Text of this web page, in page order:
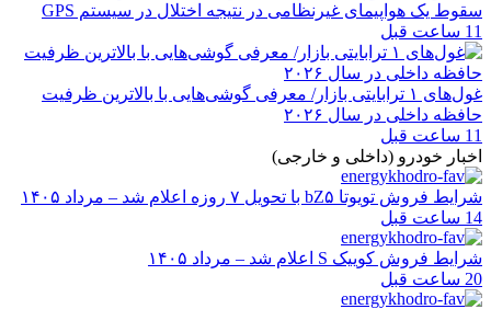
سقوط یک هواپیمای غیرنظامی در نتیجه اختلال در سیستم‌ GPS
11 ساعت قبل
غول‌های ۱ ترابایتی بازار/ معرفی گوشی‌هایی با بالاترین ظرفیت
حافظه داخلی در سال ۲۰۲۶
11 ساعت قبل
اخبار خودرو (داخلی و خارجی)
شرایط فروش تویوتا bZ۵ با تحویل ۷ روزه اعلام شد – مرداد ۱۴۰۵
14 ساعت قبل
شرایط فروش کوییک S اعلام شد – مرداد ۱۴۰۵
20 ساعت قبل